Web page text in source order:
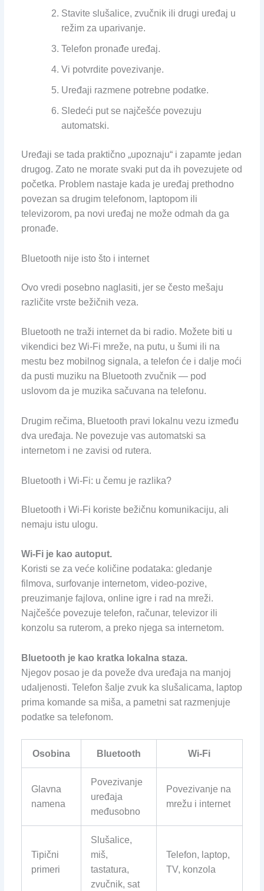
Stavite slušalice, zvučnik ili drugi uređaj u
režim za uparivanje.
Telefon pronađe uređaj.
Vi potvrdite povezivanje.
Uređaji razmene potrebne podatke.
Sledeći put se najčešće povezuju
automatski.
Uređaji se tada praktično „upoznaju“ i zapamte jedan
drugog. Zato ne morate svaki put da ih povezujete od
početka. Problem nastaje kada je uređaj prethodno
povezan sa drugim telefonom, laptopom ili
televizorom, pa novi uređaj ne može odmah da ga
pronađe.
Bluetooth nije isto što i internet
Ovo vredi posebno naglasiti, jer se često mešaju
različite vrste bežičnih veza.
Bluetooth ne traži internet da bi radio. Možete biti u
vikendici bez Wi-Fi mreže, na putu, u šumi ili na
mestu bez mobilnog signala, a telefon će i dalje moći
da pusti muziku na Bluetooth zvučnik — pod
uslovom da je muzika sačuvana na telefonu.
Drugim rečima, Bluetooth pravi lokalnu vezu između
dva uređaja. Ne povezuje vas automatski sa
internetom i ne zavisi od rutera.
Bluetooth i Wi-Fi: u čemu je razlika?
Bluetooth i Wi-Fi koriste bežičnu komunikaciju, ali
nemaju istu ulogu.
Wi-Fi je kao autoput.
Koristi se za veće količine podataka: gledanje
filmova, surfovanje internetom, video-pozive,
preuzimanje fajlova, online igre i rad na mreži.
Najčešće povezuje telefon, računar, televizor ili
konzolu sa ruterom, a preko njega sa internetom.
Bluetooth je kao kratka lokalna staza.
Njegov posao je da poveže dva uređaja na manjoj
udaljenosti. Telefon šalje zvuk ka slušalicama, laptop
prima komande sa miša, a pametni sat razmenjuje
podatke sa telefonom.
Osobina Bluetooth Wi-Fi
Glavna
namena
Povezivanje
uređaja
međusobno
Povezivanje na
mrežu i internet
Tipični
primeri
Slušalice,
miš,
tastatura,
zvučnik, sat
Telefon, laptop,
TV, konzola